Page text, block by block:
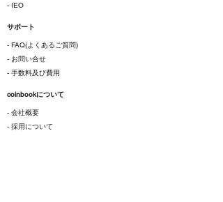
- IEO
サポート
- FAQ(よくあるご質問)
- お問い合せ
- 手数料及び費用
coinbookについて
- 会社概要
- 採用について